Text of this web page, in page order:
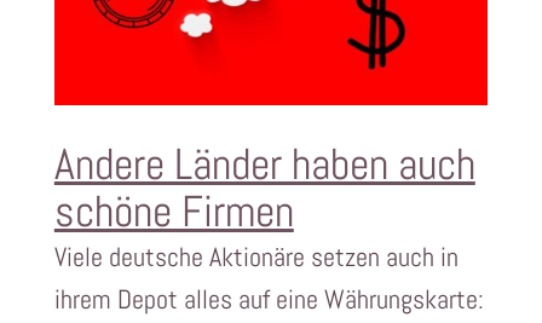
Andere Länder haben auch
schöne Firmen
Viele deutsche Aktionäre setzen auch in
ihrem Depot alles auf eine Währungskarte: